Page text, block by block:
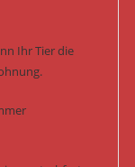
Ihr Tier die